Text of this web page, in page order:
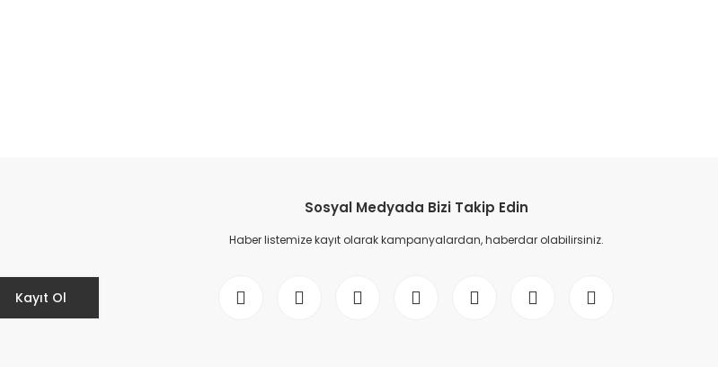
Kayıt Ol
Sosyal Medyada Bizi Takip Edin
Haber listemize kayıt olarak kampanyalardan, haberdar olabilirsiniz.